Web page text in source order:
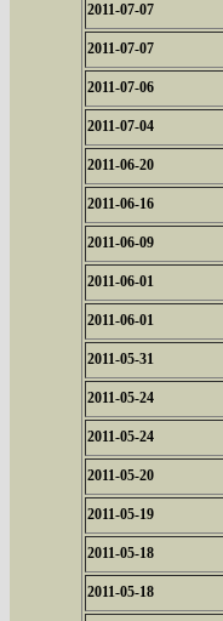
2011-07-07
2011-07-07
2011-07-06
2011-07-04
2011-06-20
2011-06-16
2011-06-09
2011-06-01
2011-06-01
2011-05-31
2011-05-24
2011-05-24
2011-05-20
2011-05-19
2011-05-18
2011-05-18